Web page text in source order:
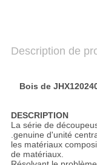
NEWS
SITEMAP
Description de
Bois de
DESCRIPTION
La série de
.genuine d'unité
les matériaux
de matériaux.